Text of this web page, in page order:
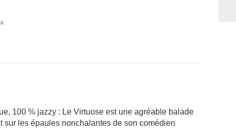
100 % jazzy : Le Virtuose est une agréable balade
sur les épaules nonchalantes de son comédien